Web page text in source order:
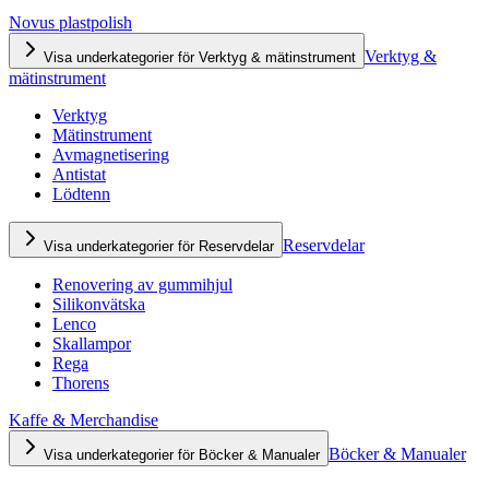
Novus plastpolish
Visa underkategorier för Verktyg & mätinstrument Verktyg &
mätinstrument
Verktyg
Mätinstrument
Avmagnetisering
Antistat
Lödtenn
Visa underkategorier för Reservdelar Reservdelar
Renovering av gummihjul
Silikonvätska
Lenco
Skallampor
Rega
Thorens
Kaffe & Merchandise
Visa underkategorier för Böcker & Manualer Böcker & Manualer